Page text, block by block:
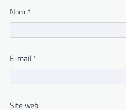
Nom *
E-mail *
Site web